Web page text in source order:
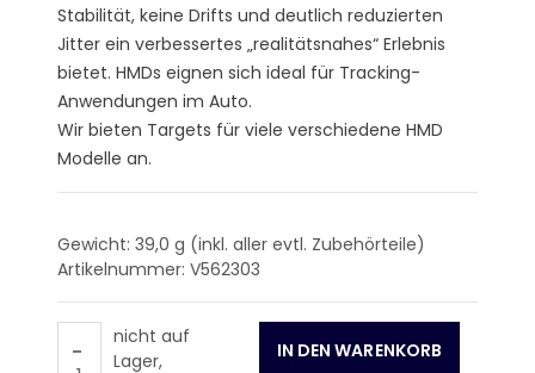
Stabilität, keine Drifts und deutlich reduzierten
Jitter ein verbessertes „realitätsnahes“ Erlebnis
bietet. HMDs eignen sich ideal für Tracking-
Anwendungen im Auto.
Wir bieten Targets für viele verschiedene HMD
Modelle an.
Gewicht: 39,0 g (inkl. aller evtl. Zubehörteile)
Artikelnummer: V562303
-
nicht auf
Lager,